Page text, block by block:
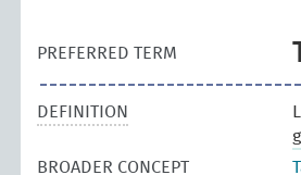
PREFERRED TERM
DEFINITION
BROADER CONCEPT